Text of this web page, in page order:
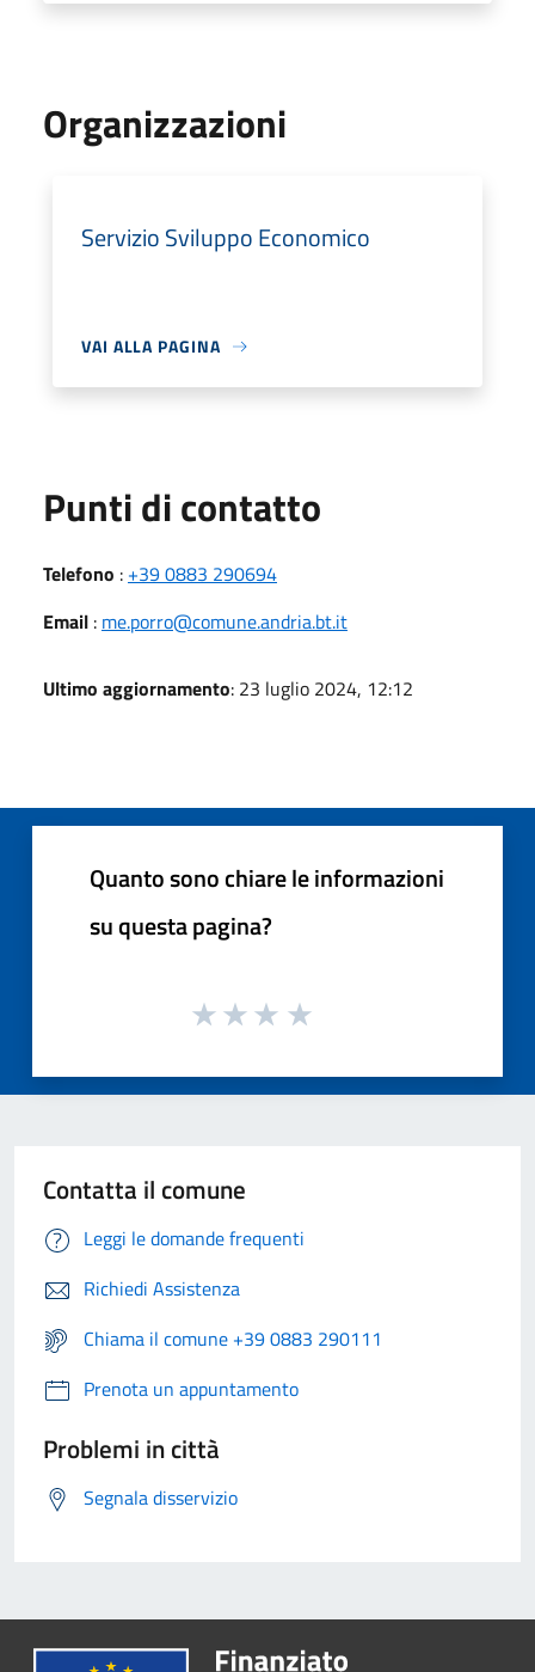
Organizzazioni
Servizio Sviluppo Economico
VAI ALLA PAGINA
Punti di contatto
Telefono : +39 0883 290694
Email : me.porro@comune.andria.bt.it
Ultimo aggiornamento: 23 luglio 2024, 12:12
Quanto sono chiare le informazioni
su questa pagina?
Contatta il comune
Leggi le domande frequenti
Richiedi Assistenza
Chiama il comune +39 0883 290111
Prenota un appuntamento
Problemi in città
Segnala disservizio